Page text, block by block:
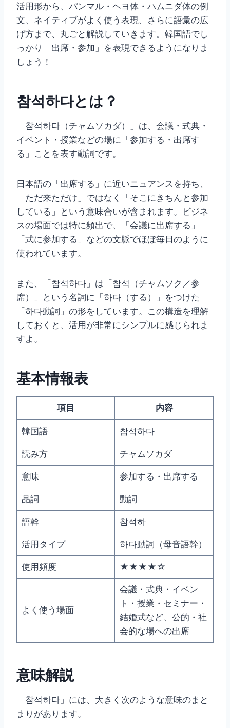
活用形から、パンマル・ヘヨ体・ハムニダ体の例
文、ネイティブがよく使う表現、さらに語彙の広
げ方まで、丸ごと解説していきます。韓国語でし
っかり「出席・参加」を表現できるようになりま
しょう！
참석하다とは？
「참석하다（チャムソカダ）」は、会議・式典・
イベント・授業などの場に「参加する・出席す
る」ことを表す動詞です。
日本語の「出席する」に近いニュアンスを持ち、
「ただ来ただけ」ではなく「そこにきちんと参加
している」という意味合いが含まれます。ビジネ
スの場面では特に頻出で、「会議に出席する」
「式に参加する」などの文脈でほぼ毎日のように
使われています。
また、「참석하다」は「참석（チャムソク／参
席）」という名詞に「하다（する）」をつけた
「하다動詞」の形をしています。この構造を理解
しておくと、活用が非常にシンプルに感じられま
すよ。
基本情報表
項目 内容
韓国語 참석하다
読み方 チャムソカダ
意味 参加する・出席する
品詞 動詞
語幹 참석하
活用タイプ 하다動詞（母音語幹）
使用頻度 ★★★★☆
よく使う場面
会議・式典・イベン
ト・授業・セミナー・
結婚式など、公的・社
会的な場への出席
意味解説
「참석하다」には、大きく次のような意味のまと
まりがあります。